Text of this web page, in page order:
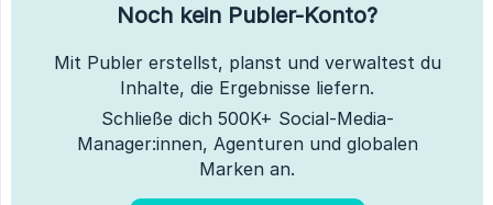
Noch kein Publer-Konto?
Mit Publer erstellst, planst und verwaltest du
Inhalte, die Ergebnisse liefern.
Schließe dich 500K+ Social-Media-
Manager:innen, Agenturen und globalen
Marken an.